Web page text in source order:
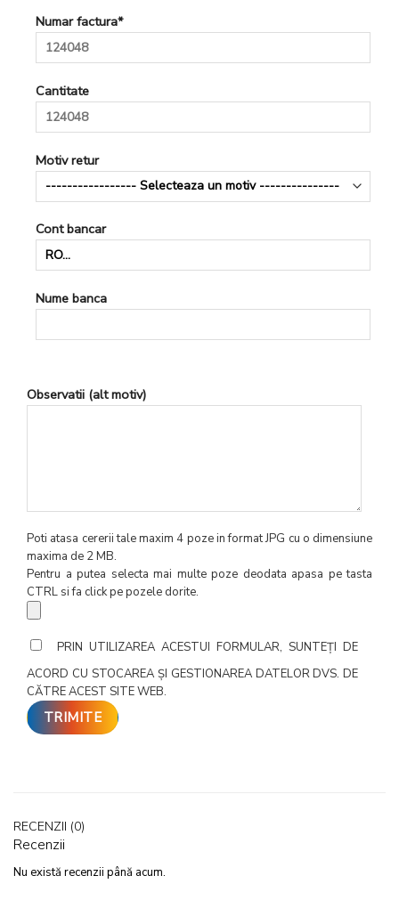
Numar factura*
Cantitate
Motiv retur
Cont bancar
Nume banca
Observatii (alt motiv)
Poti atasa cererii tale maxim 4 poze in format JPG cu o dimensiune
maxima de 2 MB.
Pentru a putea selecta mai multe poze deodata apasa pe tasta
CTRL si fa click pe pozele dorite.
PRIN UTILIZAREA ACESTUI FORMULAR, SUNTEȚI DE
ACORD CU STOCAREA ȘI GESTIONAREA DATELOR DVS. DE
CĂTRE ACEST SITE WEB.
RECENZII (0)
Recenzii
Nu există recenzii până acum.